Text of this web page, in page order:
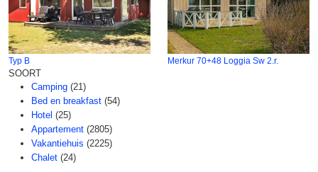
Typ B Merkur 70+48 Loggia Sw 2.r.
SOORT
Camping (21)
Bed en breakfast (54)
Hotel (25)
Appartement (2805)
Vakantiehuis (2225)
Chalet (24)